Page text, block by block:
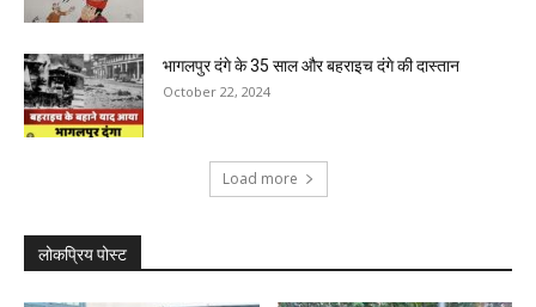
भागलपुर दंगे के 35 साल और बहराइच दंगे की दास्तान
October 22, 2024
Load more
लोकप्रिय पोस्ट